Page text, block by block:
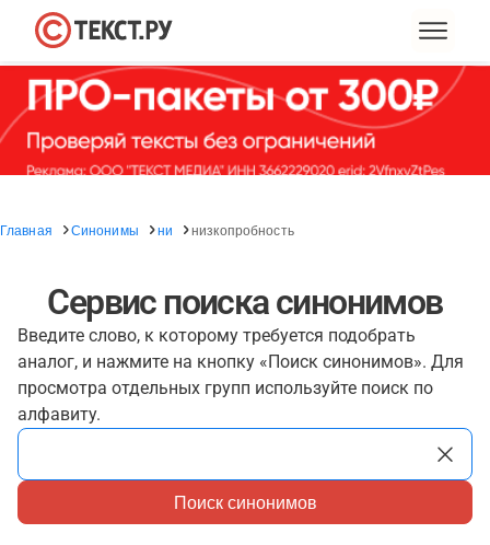
Главная Синонимы ни низкопробность
Сервис поиска синонимов
Введите слово, к которому требуется подобрать
аналог, и нажмите на кнопку «Поиск синонимов». Для
просмотра отдельных групп используйте поиск по
алфавиту.
Поиск синонимов